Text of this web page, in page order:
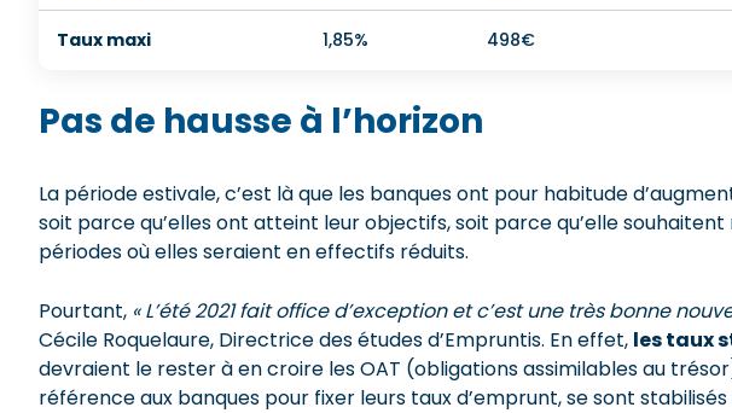
Taux maxi 1,85% 498€
Pas de hausse à l’horizon
La période estivale, c’est là que les banques ont pour habitude
soit parce qu’elles ont atteint leur objectifs, soit parce qu’elle
périodes où elles seraient en effectifs réduits.
Pourtant, « L’été 2021 fait office d’exception et c’est une très bonne
Cécile Roquelaure, Directrice des études d’Empruntis. En effet, les taux
devraient le rester à en croire les OAT (obligations assimilables au
référence aux banques pour fixer leurs taux d’emprunt, se sont